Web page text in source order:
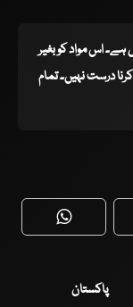
ہے۔ اس مواد کو بغیر
درست نہیں۔ تمام
WhatsApp
پاکستان